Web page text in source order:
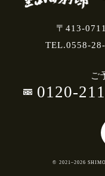
〒413-
TEL.0558-
ご
0120-
© 2021–2026